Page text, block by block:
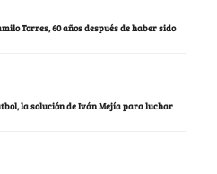
Torres, 60 años después de haber sido
la solución de Iván Mejía para luchar